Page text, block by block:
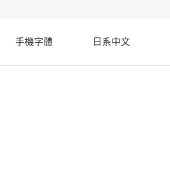
手機字體 日系中文